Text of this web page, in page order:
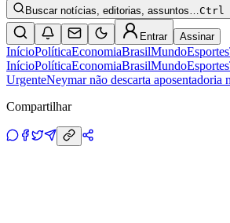
Buscar notícias, editorias, assuntos…Ctrl
Entrar Assinar
InícioPolíticaEconomiaBrasilMundoEsportes
InícioPolíticaEconomiaBrasilMundoEsportes
UrgenteNeymar não descarta aposentadoria
Compartilhar